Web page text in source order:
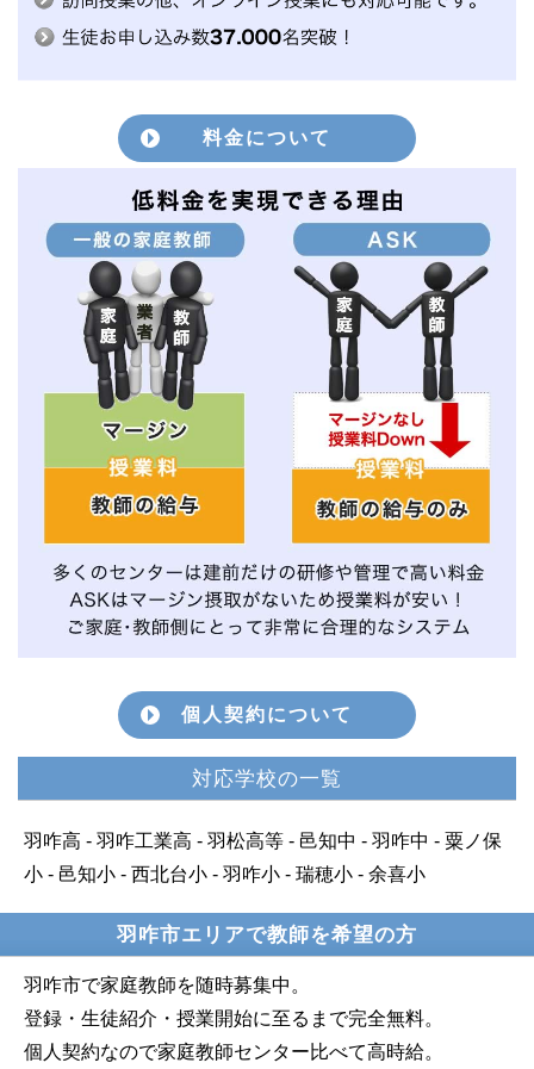
料金について
個人契約について
対応学校の一覧
羽咋高 - 羽咋工業高 - 羽松高等 - 邑知中 - 羽咋中 - 粟ノ保
小 - 邑知小 - 西北台小 - 羽咋小 - 瑞穂小 - 余喜小
羽咋市エリアで教師を希望の方
羽咋市で家庭教師を随時募集中。
登録・生徒紹介・授業開始に至るまで完全無料。
個人契約なので家庭教師センター比べて高時給。